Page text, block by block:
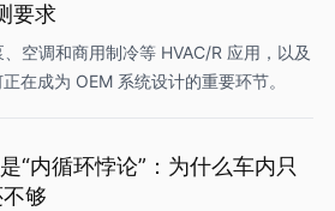
要求
空调和商用制冷等 HVAC/R 应用，以及
在成为 OEM 系统设计的重要环节。
“内循环悖论”：为什么车内只
够